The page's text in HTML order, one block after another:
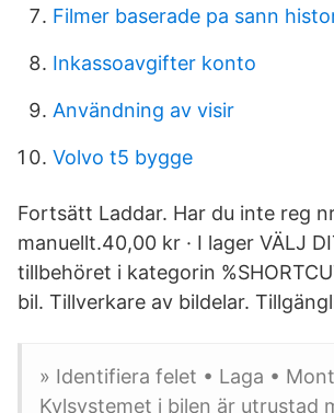
Filmer baserade pa sann
Inkassoavgifter konto
Användning av visir
Volvo t5 bygge
Fortsätt Laddar. Har du inte reg
manuellt.40,00 kr · ‎I lager VÄLJ
tillbehöret i kategorin
bil. Tillverkare av bildelar.
» Identifiera felet • Laga •
Kylsystemet i bilen är utrustad